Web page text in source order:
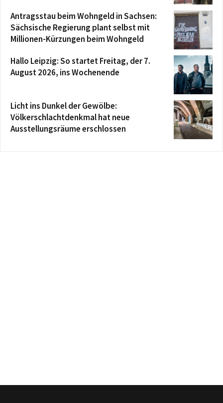
Antragsstau beim Wohngeld in Sachsen:
Sächsische Regierung plant selbst mit
Millionen-Kürzungen beim Wohngeld
Hallo Leipzig: So startet Freitag, der 7.
August 2026, ins Wochenende
Licht ins Dunkel der Gewölbe:
Völkerschlachtdenkmal hat neue
Ausstellungsräume erschlossen